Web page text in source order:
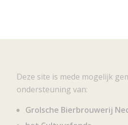
Deze site is mede mogelijk
ondersteuning van:
Grolsche Bierbrouwerij